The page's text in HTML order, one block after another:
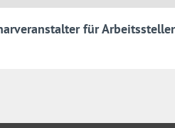
für